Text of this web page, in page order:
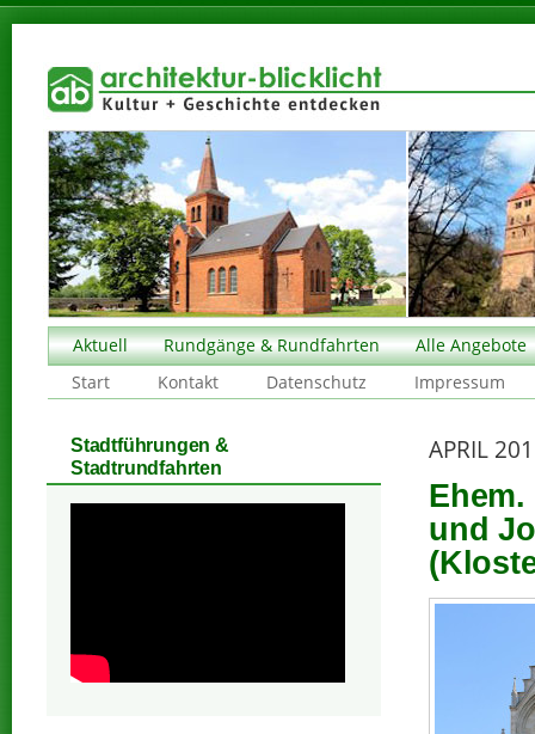
Aktuell Rundgänge & Rundfahrten
Alle Angebote
Start
Kontakt Datenschutz Impressum
APRIL
und
Stadtführungen &
Stadtrundfahrten